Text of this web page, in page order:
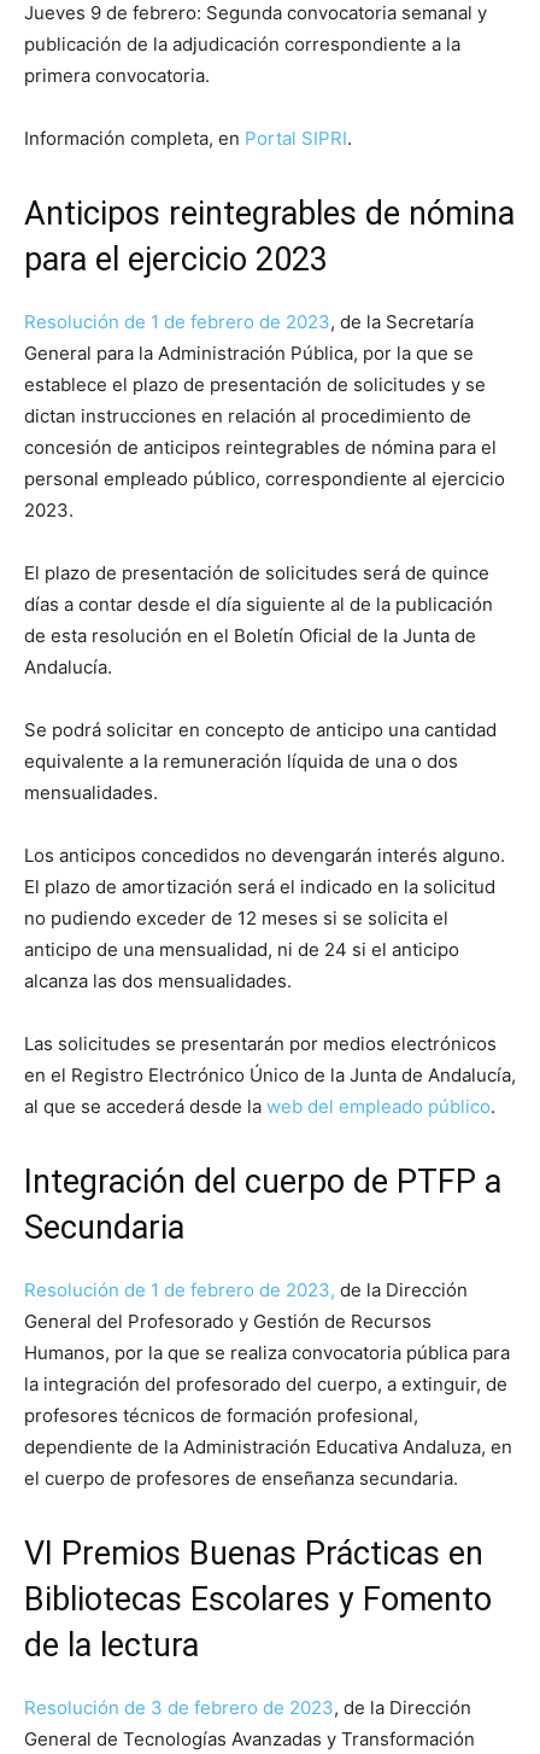
Jueves 9 de febrero: Segunda convocatoria semanal y
publicación de la adjudicación correspondiente a la
primera convocatoria.
Información completa, en Portal SIPRI.
Anticipos reintegrables de nómina
para el ejercicio 2023
Resolución de 1 de febrero de 2023, de la Secretaría
General para la Administración Pública, por la que se
establece el plazo de presentación de solicitudes y se
dictan instrucciones en relación al procedimiento de
concesión de anticipos reintegrables de nómina para el
personal empleado público, correspondiente al ejercicio
2023.
El plazo de presentación de solicitudes será de quince
días a contar desde el día siguiente al de la publicación
de esta resolución en el Boletín Oficial de la Junta de
Andalucía.
Se podrá solicitar en concepto de anticipo una cantidad
equivalente a la remuneración líquida de una o dos
mensualidades.
Los anticipos concedidos no devengarán interés alguno.
El plazo de amortización será el indicado en la solicitud
no pudiendo exceder de 12 meses si se solicita el
anticipo de una mensualidad, ni de 24 si el anticipo
alcanza las dos mensualidades.
Las solicitudes se presentarán por medios electrónicos
en el Registro Electrónico Único de la Junta de Andalucía,
al que se accederá desde la web del empleado público.
Integración del cuerpo de PTFP a
Secundaria
Resolución de 1 de febrero de 2023, de la Dirección
General del Profesorado y Gestión de Recursos
Humanos, por la que se realiza convocatoria pública para
la integración del profesorado del cuerpo, a extinguir, de
profesores técnicos de formación profesional,
dependiente de la Administración Educativa Andaluza, en
el cuerpo de profesores de enseñanza secundaria.
VI Premios Buenas Prácticas en
Bibliotecas Escolares y Fomento
de la lectura
Resolución de 3 de febrero de 2023, de la Dirección
General de Tecnologías Avanzadas y Transformación